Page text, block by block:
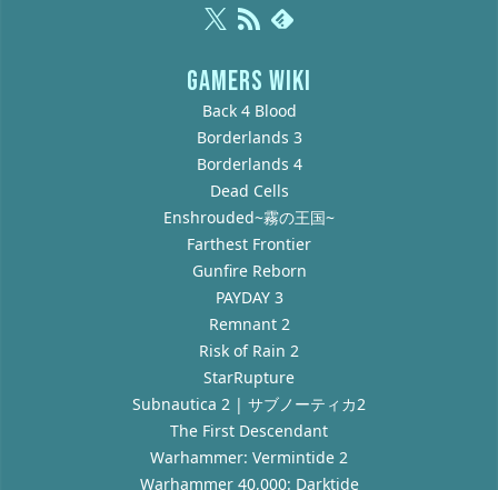
GAMERS WIKI
Back 4 Blood
Borderlands 3
Borderlands 4
Dead Cells
Enshrouded~霧の王国~
Farthest Frontier
Gunfire Reborn
PAYDAY 3
Remnant 2
Risk of Rain 2
StarRupture
Subnautica 2 | サブノーティカ2
The First Descendant
Warhammer: Vermintide 2
Warhammer 40,000: Darktide